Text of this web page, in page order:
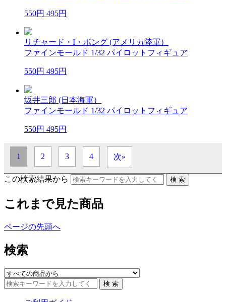
550円 495円
リチャード・I・ボング (アメリカ陸軍）
ファインモールド 1/32 パイロットフィギュア
550円 495円
坂井三郎 (日本海軍）
ファインモールド 1/32 パイロットフィギュア
550円 495円
1 2 3 4 次»
この検索結果から
これまで見た商品
ページの先頭へ
検索